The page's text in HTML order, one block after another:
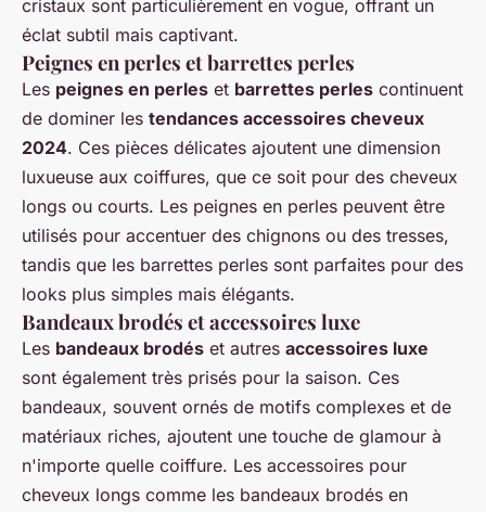
cristaux sont particulièrement en vogue, offrant un
éclat subtil mais captivant.
Peignes en perles et barrettes perles
Les peignes en perles et barrettes perles continuent
de dominer les tendances accessoires cheveux
2024. Ces pièces délicates ajoutent une dimension
luxueuse aux coiffures, que ce soit pour des cheveux
longs ou courts. Les peignes en perles peuvent être
utilisés pour accentuer des chignons ou des tresses,
tandis que les barrettes perles sont parfaites pour des
looks plus simples mais élégants.
Bandeaux brodés et accessoires luxe
Les bandeaux brodés et autres accessoires luxe
sont également très prisés pour la saison. Ces
bandeaux, souvent ornés de motifs complexes et de
matériaux riches, ajoutent une touche de glamour à
n'importe quelle coiffure. Les accessoires pour
cheveux longs comme les bandeaux brodés en